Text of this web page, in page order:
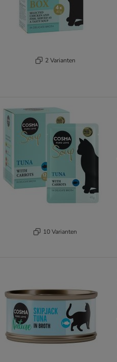
2 Varianten
10 Varianten